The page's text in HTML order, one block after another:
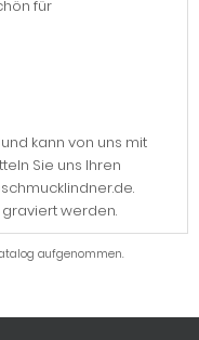
für
kann von uns mit
Sie uns Ihren
werden.
aufgenommen.